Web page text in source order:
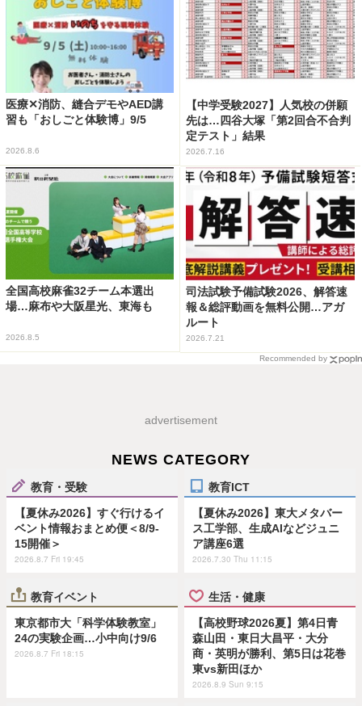
医療✕消防、縫合デモやAED講
習も「おしごと体験博」9/5
2026.8.6
【中学受験2027】人気校の併願
先は…四谷大塚「第2回合不合判
定テスト」結果
2026.7.16
全国高校麻雀32チーム本選出
場…麻布や大阪星光、東海も
2026.8.5
司法試験予備試験2026、解答速
報＆総評動画を無料公開…アガ
ルート
2026.7.21
Recommended by
advertisement
NEWS CATEGORY
教育・受験
【夏休み2026】すぐ行けるイ
ベント情報おまとめ便＜8/9-
15開催＞
2026.8.7 Fri 19:45
教育ICT
【夏休み2026】東大メタバー
ス工学部、生成AIなどジュニ
ア講座6選
2026.7.30 Thu 11:15
教育イベント
東京都市大「科学体験教室」
24の実験企画…小中向け9/6
2026.8.7 Fri 18:15
生活・健康
【高校野球2026夏】第4日青
森山田・東日大昌平・大分
商・英明が勝利、第5日は花巻
東vs新田ほか
2026.8.9 Sun 9:15